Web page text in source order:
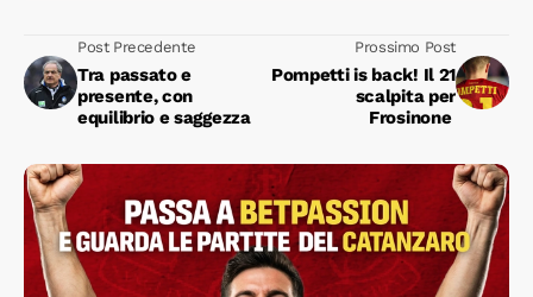
Post Precedente
Tra passato e
presente, con
equilibrio e saggezza
Prossimo Post
Pompetti is back! Il 21
scalpita per
Frosinone